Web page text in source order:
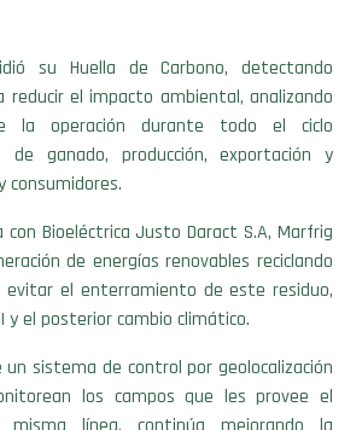
su Huella de Carbono, detectando
reducir el impacto ambiental, analizando
la operación durante todo el ciclo
de ganado, producción, exportación y
Bioeléctrica Justo Daract S.A, Marfrig
de energías renovables reciclando
evitar el enterramiento de este residuo,
y el posterior cambio climático.
sistema de control por geolocalización
los campos que les provee el
línea, continúa mejorando la
plantas y las comunidades en las que